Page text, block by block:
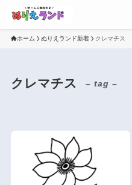
ホーム ぬりえランド新着 クレマチス
クレマチス – tag –